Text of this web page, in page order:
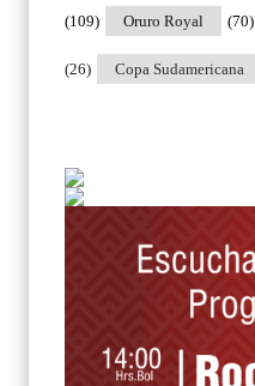
Oruro Royal
(109) (70)
Copa Sudamericana
(26)